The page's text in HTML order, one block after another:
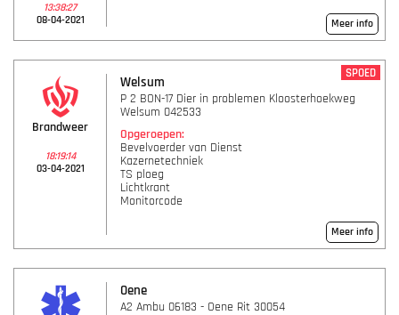
13:38:27
08-04-2021
Meer info
Brandweer
18:19:14
03-04-2021
Welsum
SPOED
P 2 BON-17 Dier in problemen Kloosterhoekweg
Welsum 042533
Opgeroepen:
Bevelvoerder van Dienst
Kazernetechniek
TS ploeg
Lichtkrant
Monitorcode
Meer info
Oene
A2 Ambu 06183 - Oene Rit 30054